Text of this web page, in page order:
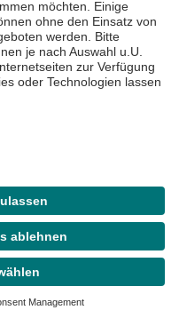
Menü
KGaA 2026